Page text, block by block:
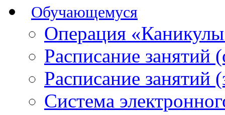
Обучающемуся
Операция
Расписание занятий
Расписание занятий
Система